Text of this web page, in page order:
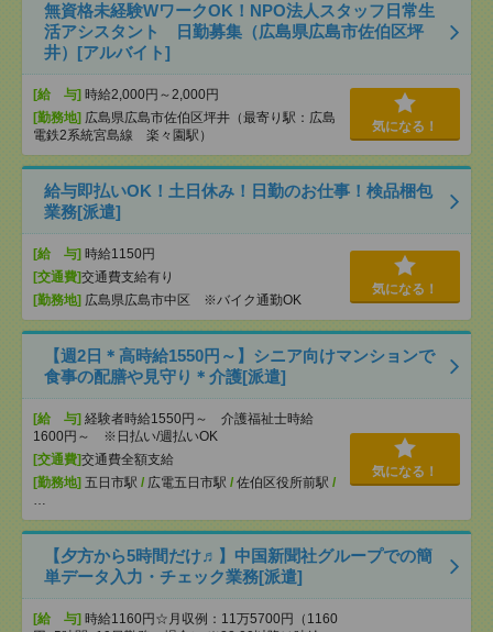
無資格未経験WワークOK！NPO法人スタッフ日常生
活アシスタント 日勤募集（広島県広島市佐伯区坪
井）[アルバイト]
[給 与] 時給2,000円～2,000円
[勤務地] 広島県広島市佐伯区坪井（最寄り駅：広島
電鉄2系統宮島線 楽々園駅）
気になる！
給与即払いOK！土日休み！日勤のお仕事！検品梱包
業務[派遣]
[給 与] 時給1150円
[交通費]交通費支給有り
[勤務地] 広島県広島市中区 ※バイク通勤OK
気になる！
【週2日＊高時給1550円～】シニア向けマンションで
食事の配膳や見守り＊介護[派遣]
[給 与] 経験者時給1550円～ 介護福祉士時給
1600円～ ※日払い/週払いOK
[交通費]交通費全額支給
[勤務地] 五日市駅 / 広電五日市駅 / 佐伯区役所前駅 /
…
気になる！
【夕方から5時間だけ♬】中国新聞社グループでの簡
単データ入力・チェック業務[派遣]
[給 与] 時給1160円☆月収例：11万5700円（1160